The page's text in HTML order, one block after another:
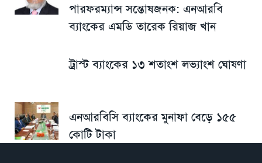
পারফরম্যান্স সন্তোষজনক: এনআরবি
ব্যাংকের এমডি তারেক রিয়াজ খান
ট্রাস্ট ব্যাংকের ১৩ শতাংশ লভ্যাংশ ঘোষণা
এনআরবিসি ব্যাংকের মুনাফা বেড়ে ১৫৫
কোটি টাকা